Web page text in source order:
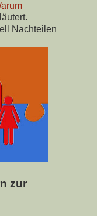
Nachteilen
zur